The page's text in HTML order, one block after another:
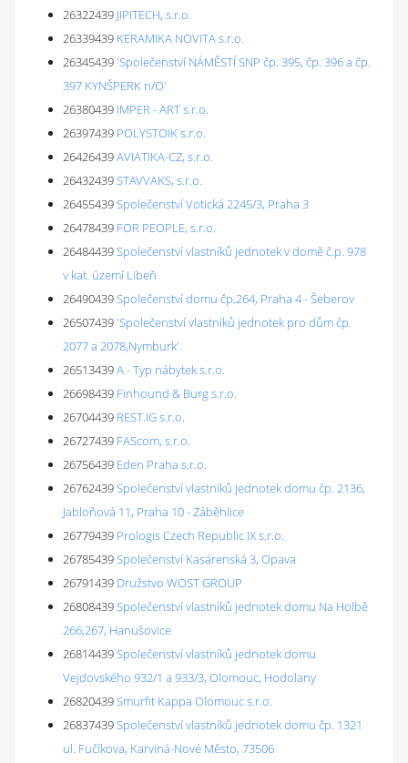
26322439 JIPITECH, s.r.o.
26339439 KERAMIKA NOVITA s.r.o.
26345439'Společenství NÁMĚSTÍ SNP čp. 395, čp. 396 a čp.
397 KYNŠPERK n/O'
26380439 IMPER - ART s.r.o.
26397439 POLYSTOIK s.r.o.
26426439AVIATIKA-CZ, s.r.o.
26432439STAVVAKS, s.r.o.
26455439Společenství Votická 2245/3, Praha 3
26478439 FOR PEOPLE, s.r.o.
26484439Společenství vlastníků jednotek v domě č.p. 978
v kat. území Libeň
26490439Společenství domu čp.264, Praha 4 - Šeberov
26507439'Společenství vlastníků jednotek pro dům čp.
2077 a 2078,Nymburk'.
26513439A - Typ nábytek s.r.o.
26698439 Finhound & Burg s.r.o.
26704439 REST.IG s.r.o.
26727439 FAScom, s.r.o.
26756439 Eden Praha s.r.o.
26762439Společenství vlastníků jednotek domu čp. 2136,
Jabloňová 11, Praha 10 - Záběhlice
26779439 Prologis Czech Republic IX s.r.o.
26785439Společenství Kasárenská 3, Opava
26791439 Družstvo WOST GROUP
26808439Společenství vlastníků jednotek domu Na Holbě
266,267, Hanušovice
26814439Společenství vlastníků jednotek domu
Vejdovského 932/1 a 933/3, Olomouc, Hodolany
26820439Smurfit Kappa Olomouc s.r.o.
26837439Společenství vlastníků jednotek domu čp. 1321
ul. Fučíkova, Karviná-Nové Město, 73506